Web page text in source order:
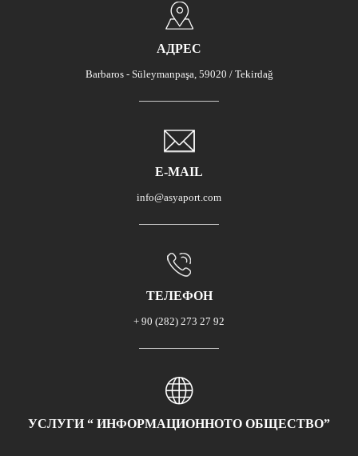
АДРЕС
Barbaros - Süleymanpaşa, 59020 / Tekirdağ
E-MAIL
info@asyaport.com
ТЕЛЕФОН
+ 90 (282) 273 27 92
УСЛУГИ “ ИНФОРМАЦИОННОТО ОБЩЕСТВО”